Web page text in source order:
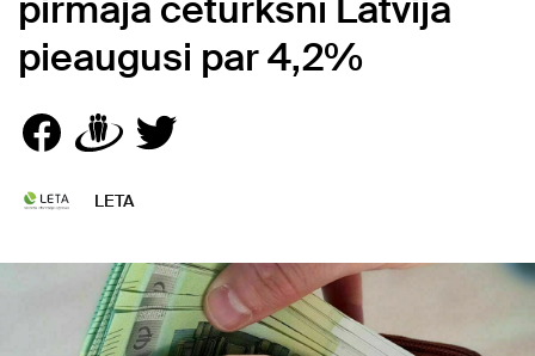
pieaugusi par 4,2%
LETA